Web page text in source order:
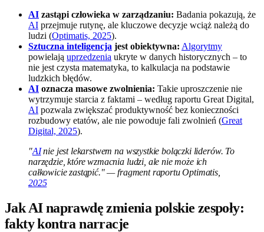
AI zastąpi człowieka w zarządzaniu: Badania pokazują, że
AI przejmuje rutynę, ale kluczowe decyzje wciąż należą do
ludzi (Optimatis, 2025).
Sztuczna inteligencja jest obiektywna: Algorytmy
powielają uprzedzenia ukryte w danych historycznych – to
nie jest czysta matematyka, to kalkulacja na podstawie
ludzkich błędów.
AI oznacza masowe zwolnienia: Takie uproszczenie nie
wytrzymuje starcia z faktami – według raportu Great Digital,
AI pozwala zwiększać produktywność bez konieczności
rozbudowy etatów, ale nie powoduje fali zwolnień (Great
Digital, 2025).
"AInie jest lekarstwem na wszystkie bolączki liderów. To
narzędzie, które wzmacnia ludzi, ale nie może ich
całkowicie zastąpić." — fragment raportu Optimatis,
2025
Jak AI naprawdę zmienia polskie zespoły:
fakty kontra narracje